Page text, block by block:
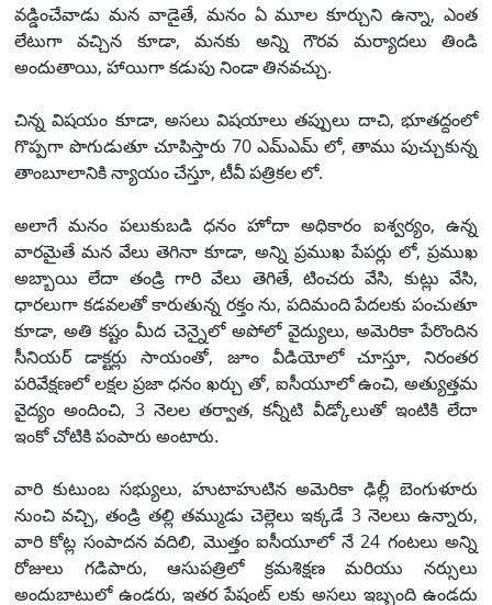
వడ్డించేవాడు మన వాడైతే, మనం ఏ మూల కూర్చుని ఉన్నా, ఎంత
లేటుగా వచ్చిన కూడా, మనకు అన్ని గౌరవ మర్యాదలు తిండి
అందుతాయి, హాయిగా కడుపు నిండా తినవచ్చు.
చిన్న విషయం కూడా, అసలు విషయాలు తప్పులు దాచి, భూతద్దంలో
గొప్పగా పొగుడుతూ చూపిస్తారు 70 ఎమ్ఎమ్ లో, తాము పుచ్చుకున్న
తాంబూలానికి న్యాయం చేస్తూ, టీవీ పత్రికల లో.
అలాగే మనం పలుకుబడి ధనం హోదా అధికారం ఐశ్వర్యం, ఉన్న
వారమైతే మన వేలు తెగినా కూడా, అన్ని ప్రముఖ పేపర్లు లో, ప్రముఖ
అబ్బాయి లేదా తండ్రి గారి వేలు తెగితే, టించరు వేసి, కుట్లు వేసి,
ధారలుగా కడవలతో కారుతున్న రక్తం ను, పదిమంది పేదలకు పంచుతూ
కూడా, అతి కష్టం మీద చెన్నైలో అపోలో వైద్యులు, అమెరికా పేరొందిన
సీనియర్ డాక్టర్లు సాయంతో, జూం వీడియోలో చూస్తూ, నిరంతర
పరివేక్షణలో లక్షల ప్రజా ధనం ఖర్చు తో, ఐసీయూలో ఉంచి, అత్యుత్తమ
వైద్యం అందించి, 3 నెలల తర్వాత, కన్నీటి వీడ్కోలుతో ఇంటికి లేదా
ఇంకో చోటికి పంపారు అంటారు.
వారి కుటుంబ సభ్యులు, హుటాహుటిన అమెరికా ఢిల్లీ బెంగుళూరు
నుంచి వచ్చి, తండ్రి తల్లి తమ్ముడు చెల్లెలు ఇక్కడే 3 నెలలు ఉన్నారు,
వారి కోట్ల సంపాదన వదిలి, మొత్తం ఐసీయూలో నే 24 గంటలు అన్ని
రోజులు గడిపారు, ఆసుపత్రిలో క్రమశిక్షణ మరియు నర్సులు
అందుబాటులో ఉండరు, ఇతర పేషంట్ లకు అసలు ఇబ్బంది ఉండదు